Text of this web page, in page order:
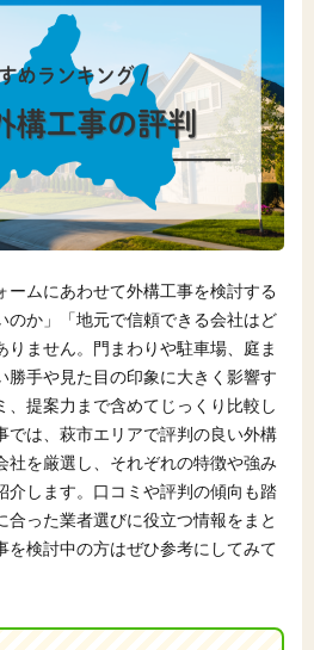
ームにあわせて外構工事を検討する
のか」「地元で信頼できる会社はど
りません。門まわりや駐車場、庭ま
勝手や見た目の印象に大きく影響す
、提案力まで含めてじっくり比較し
では、萩市エリアで評判の良い外構
社を厳選し、それぞれの特徴や強み
介します。口コミや評判の傾向も踏
合った業者選びに役立つ情報をまと
を検討中の方はぜひ参考にしてみて